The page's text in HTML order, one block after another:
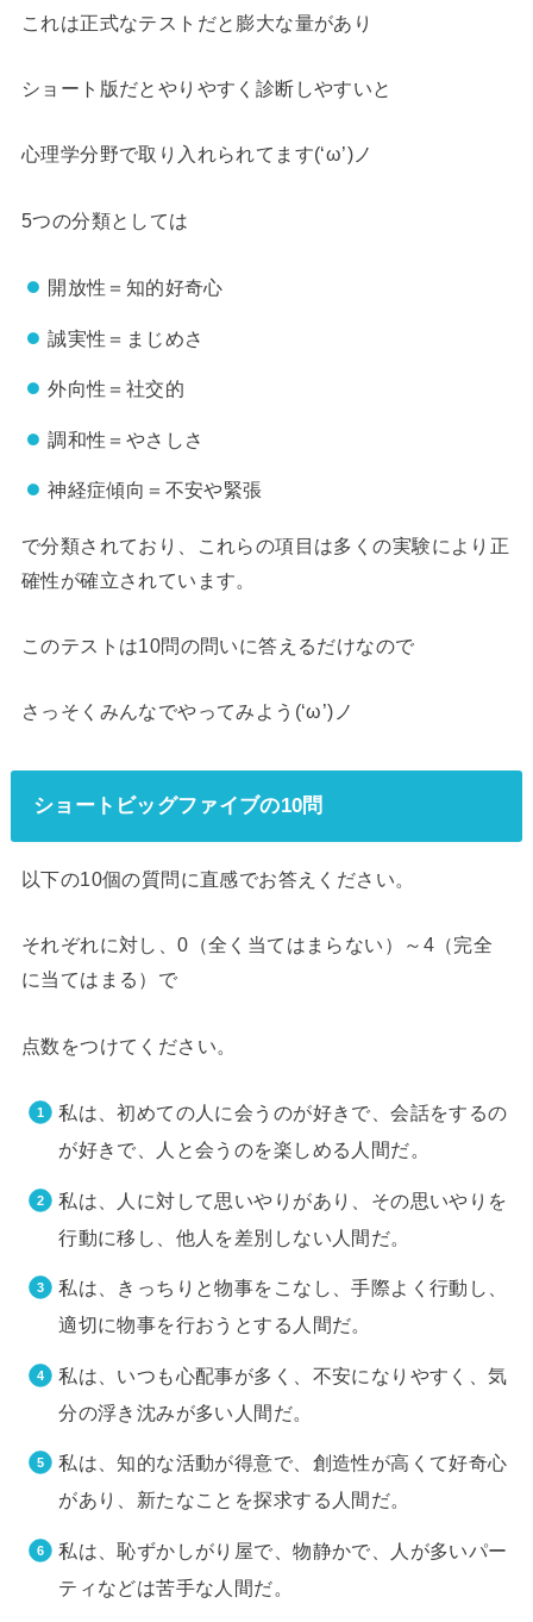
これは正式なテストだと膨大な量があり
ショート版だとやりやすく診断しやすいと
心理学分野で取り入れられてます(‘ω’)ノ
5つの分類としては
開放性＝知的好奇心
誠実性＝まじめさ
外向性＝社交的
調和性＝やさしさ
神経症傾向＝不安や緊張
で分類されており、これらの項目は多くの実験により正
確性が確立されています。
このテストは10問の問いに答えるだけなので
さっそくみんなでやってみよう(‘ω’)ノ
ショートビッグファイブの10問
以下の10個の質問に直感でお答えください。
それぞれに対し、0（全く当てはまらない）～4（完全
に当てはまる）で
点数をつけてください。
私は、初めての人に会うのが好きで、会話をするの
が好きで、人と会うのを楽しめる人間だ。
私は、人に対して思いやりがあり、その思いやりを
行動に移し、他人を差別しない人間だ。
私は、きっちりと物事をこなし、手際よく行動し、
適切に物事を行おうとする人間だ。
私は、いつも心配事が多く、不安になりやすく、気
分の浮き沈みが多い人間だ。
私は、知的な活動が得意で、創造性が高くて好奇心
があり、新たなことを探求する人間だ。
私は、恥ずかしがり屋で、物静かで、人が多いパー
ティなどは苦手な人間だ。